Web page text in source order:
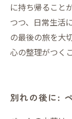
に持ち帰ること
つつ、日常生活
の最後の旅を大
心の整理がつく
別れの後に: